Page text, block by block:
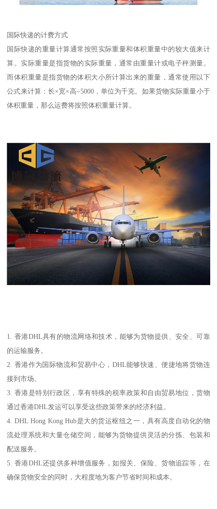
国际快递的计费方式
国际快递的重量计算通常按照实际重量和体积重量中的较大值来计
算。实际重量是指货物的实际重量，通常由重量计或电子秤测量。
而体积重量是指货物的体积大小所计算出来的重量，通常使用以下
公式来计算：长×宽×高÷5000，单位为千克。如果货物实际重量小于
体积重量，那么运费将按照体积重量计算。
1. 香港DHL具有的物流网络和技术，能够为货物提供、安全、可靠
的运输服务。
2. 香港作为国际物流和贸易中心，DHL能够快速、便捷地将货物连
接到市场。
3. 香港是特别行政区，享有特殊的税率政策和自由贸易地位，货物
通过香港DHL发运可以享受这些政策带来的经济利益。
4. DHL Hong Kong Hub是大的货运枢纽之一，具有高度自动化的物
流处理系统和大量仓储空间，能够为货物提供灵活的分拣、包装和
配送服务。
5. 香港DHL还提供多种增值服务，如报关、保险、货物追踪等，在
确保货物安全的同时，大程度地为客户节省时间和成本。